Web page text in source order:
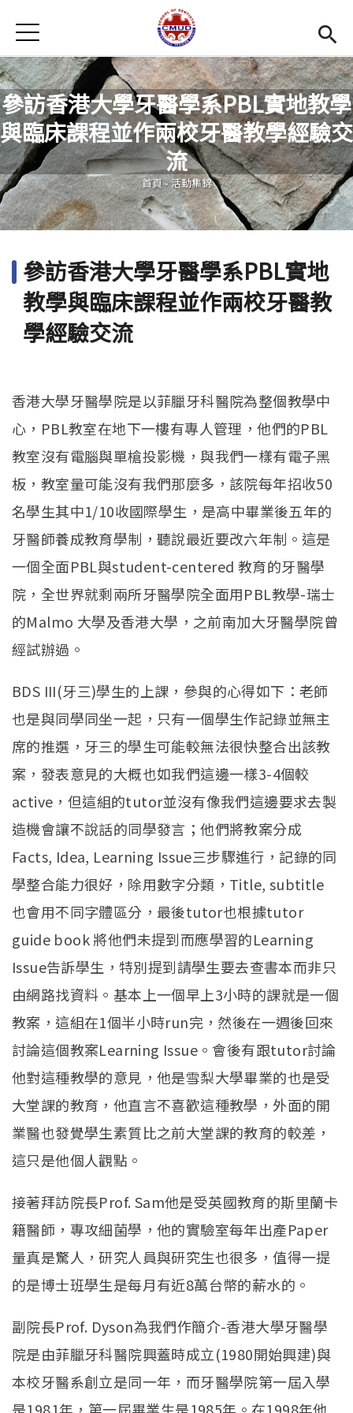
首頁
最新消息
招生訊息
Open
系所簡介
Open
教學環境
Open
學生專區
活動集錦
Jump to Navigation
Jump to Main content
參訪香港大學牙醫學系PBL實地教學
與臨床課程並作兩校牙醫教學經驗交
流
您在這裡
首頁-活動集錦
參訪香港大學牙醫學系PBL實地
教學與臨床課程並作兩校牙醫教
學經驗交流
香港大學牙醫學院是以菲臘牙科醫院為整個教學中
心，PBL教室在地下一樓有專人管理，他們的PBL
教室沒有電腦與單槍投影機，與我們一樣有電子黑
板，教室量可能沒有我們那麼多，該院每年招收50
名學生其中1/10收國際學生，是高中畢業後五年的
牙醫師養成教育學制，聽說最近要改六年制。這是
一個全面PBL與student-centered 教育的牙醫學
院，全世界就剩兩所牙醫學院全面用PBL教學-瑞士
的Malmo 大學及香港大學，之前南加大牙醫學院曾
經試辦過。
BDS III(牙三)學生的上課，參與的心得如下：老師
也是與同學同坐一起，只有一個學生作記錄並無主
席的推選，牙三的學生可能較無法很快整合出該教
案，發表意見的大概也如我們這邊一樣3-4個較
active，但這組的tutor並沒有像我們這邊要求去製
造機會讓不說話的同學發言；他們將教案分成
Facts, Idea, Learning Issue三步驟進行，記錄的同
學整合能力很好，除用數字分類，Title, subtitle
也會用不同字體區分，最後tutor也根據tutor
guide book 將他們未提到而應學習的Learning
Issue告訴學生，特別提到請學生要去查書本而非只
由網路找資料。基本上一個早上3小時的課就是一個
教案，這組在1個半小時run完，然後在一週後回來
討論這個教案Learning Issue。會後有跟tutor討論
他對這種教學的意見，他是雪梨大學畢業的也是受
大堂課的教育，他直言不喜歡這種教學，外面的開
業醫也發覺學生素質比之前大堂課的教育的較差，
這只是他個人觀點。
接著拜訪院長Prof. Sam他是受英國教育的斯里蘭卡
籍醫師，專攻細菌學，他的實驗室每年出產Paper
量真是驚人，研究人員與研究生也很多，值得一提
的是博士班學生是每月有近8萬台幣的薪水的。
副院長Prof. Dyson為我們作簡介-香港大學牙醫學
院是由菲臘牙科醫院興蓋時成立(1980開始興建)與
本校牙醫系創立是同一年，而牙醫學院第一屆入學